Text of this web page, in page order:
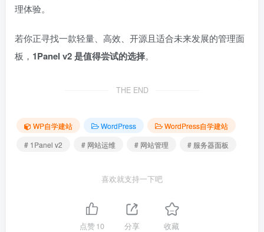
理体验。
若你正寻找一款轻量、高效、开源且适合未来发展的管理面
板， 1Panel v2 是值得尝试的选择。
THE END
WP自学建站 WordPress
WordPress自学建站
# 1Panel v2
# 网站运维 # 网站管理 # 服务器面板
喜欢就支持一下吧
点赞10 分享 收藏